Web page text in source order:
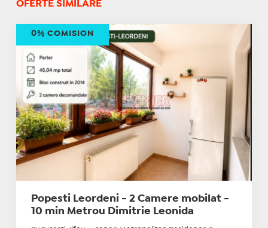
OFERTE SIMILARE
Popesti Leordeni - 2 Camere mobilat -
10 min Metrou Dimitrie Leonida
0% COMISION